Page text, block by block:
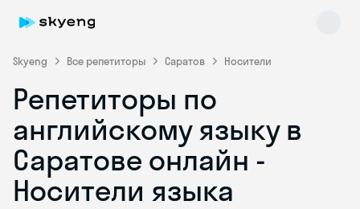
Skyeng Все репетиторы Саратов Носители
Репетиторы по
английскому языку в
Саратове онлайн -
Носители языка